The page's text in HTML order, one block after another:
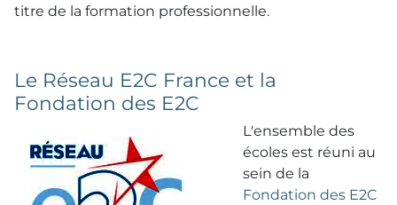
titre de la formation professionnelle.
Le Réseau E2C France et la
Fondation des E2C
L'ensemble des
écoles est réuni au
sein de la
Fondation des E2C